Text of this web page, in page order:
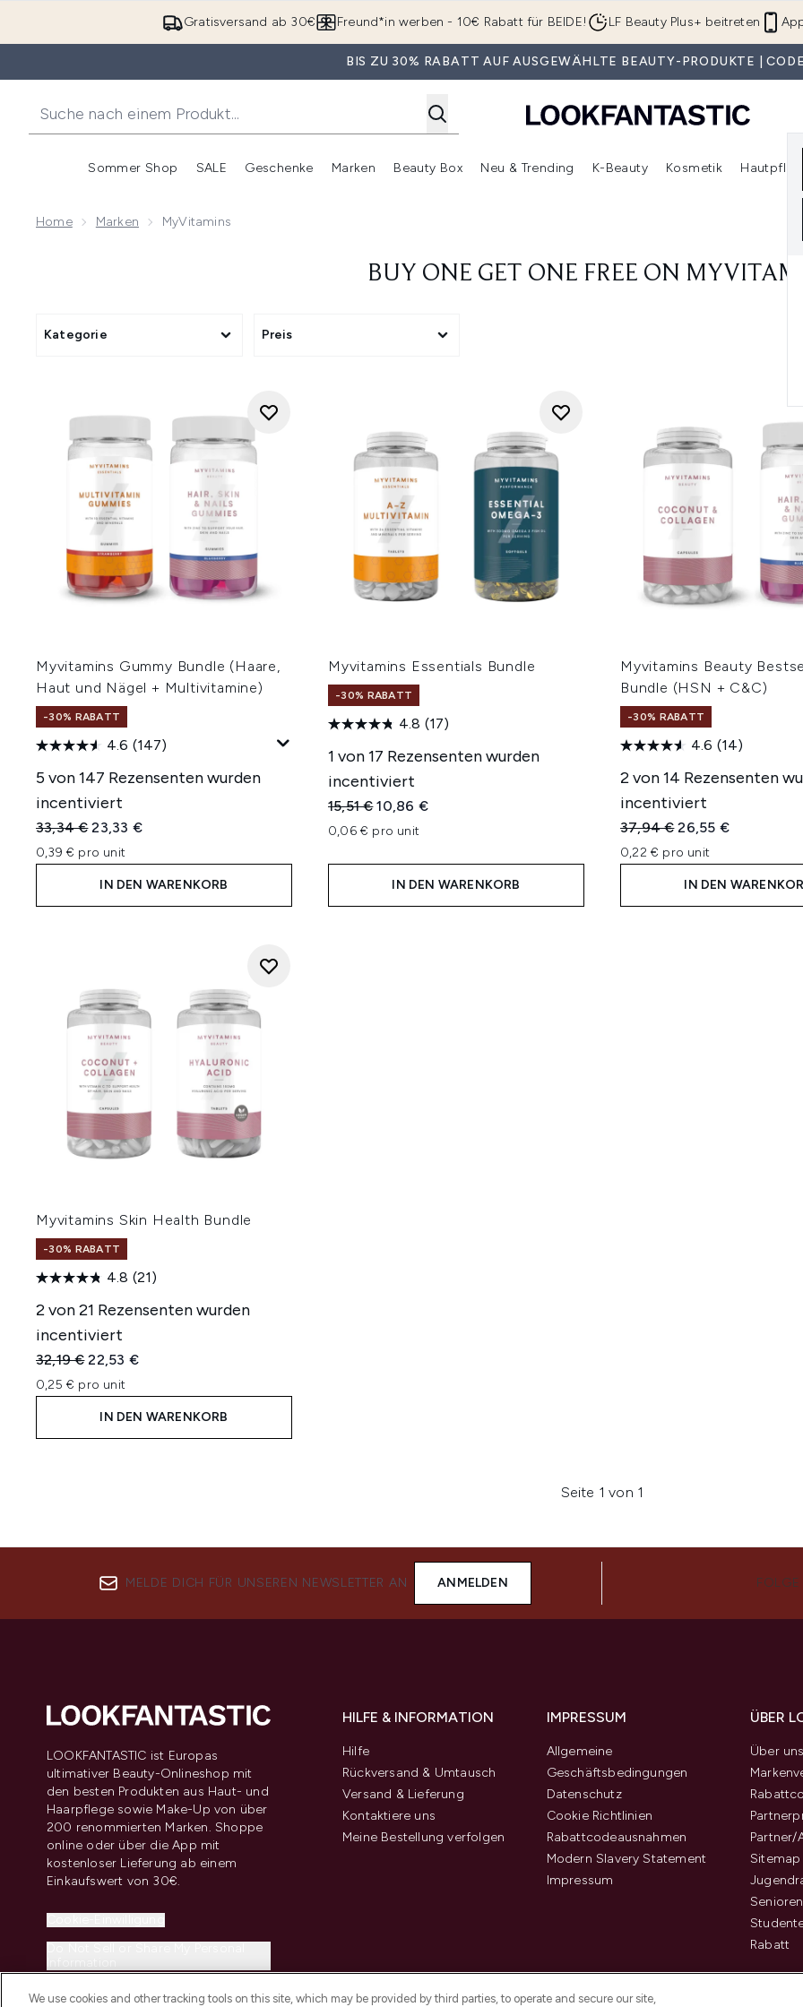
Zum Hauptinhalt springen
Gratisversand ab 30€ Freund*in werben - 10€ Rabatt für BEIDE! LF Beauty Plus+ beitreten
BIS ZU 30% RABATT AUF AUSGEWÄHLTE BEAUTY-PRODUKTE |
Sommer Shop
Untermenü Anmelden (Sommer Shop)
SALE
Untermenü Anmelden (SALE)
Geschenke
Untermenü Anmelden (Geschenke)
Marken
Untermenü Anmelden (Marken)
Beauty Box
Untermenü Anmelden (Beauty Box)
Neu & Trending
Untermenü Anmelden (Neu &
K-Beauty Kosmetik
Home Marken MyVitamins
BUY ONE GET ONE FREE ON
Kategorie Preis
Myvitamins Gummy Bundle (Haare,
Haut und Nägel + Multivitamine)
-30% RABATT
4.6 (147)
5 von 147 Rezensenten wurden
incentiviert
Unverbindliche Preisempfehlung:
33,34 €Aktueller Preis:
23,33 €
0,39 € pro unit
IN DEN WARENKORB
Myvitamins Essentials Bundle
-30% RABATT
4.8 (17)
1 von 17 Rezensenten wurden
incentiviert
Unverbindliche Preisempfehlung:
15,51 €Aktueller Preis:
10,86 €
0,06 € pro unit
IN DEN WARENKORB
Myvitamins Beauty
Bundle (HSN + C&C)
-30% RABATT
4.6 (14)
2 von 14 Rezensenten
incentiviert
Unverbindliche
37,94 €Aktueller Preis:
26,55 €
0,22 € pro unit
IN DEN
Myvitamins Skin Health Bundle
-30% RABATT
4.8 (21)
2 von 21 Rezensenten wurden
incentiviert
Unverbindliche Preisempfehlung:
32,19 €Aktueller Preis:
22,53 €
0,25 € pro unit
IN DEN WARENKORB
Seite 1 von 1
MELDE DICH FÜR UNSEREN NEWSLETTER AN ANMELDEN
LOOKFANTASTIC ist Europas
ultimativer Beauty-Onlineshop mit
den besten Produkten aus Haut- und
Haarpflege sowie Make-Up von über
200 renommierten Marken. Shoppe
online oder über die App mit
kostenloser Lieferung ab einem
Einkaufswert von 30€.
HILFE & INFORMATION
Hilfe
Rückversand & Umtausch
Versand & Lieferung
Kontaktiere uns
Meine Bestellung verfolgen
IMPRESSUM
Allgemeine
Geschäftsbedingungen
Datenschutz
Cookie Richtlinien
Rabattcodeausnahmen
Modern Slavery Statement
Impressum
ÜBER
Über
Partner/
Sitemap
Rabatt
We use cookies and other tracking tools on this site, which may be provided by third parties, to operate and secure our site,